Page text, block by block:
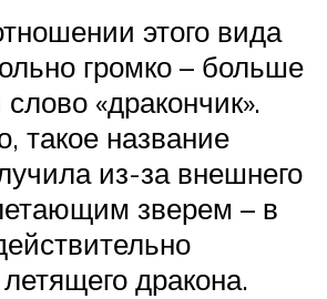
этого вида
громко – больше
«дракончик».
такое название
из-за внешнего
зверем – в
дракона.